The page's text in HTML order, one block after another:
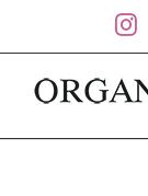
to
content